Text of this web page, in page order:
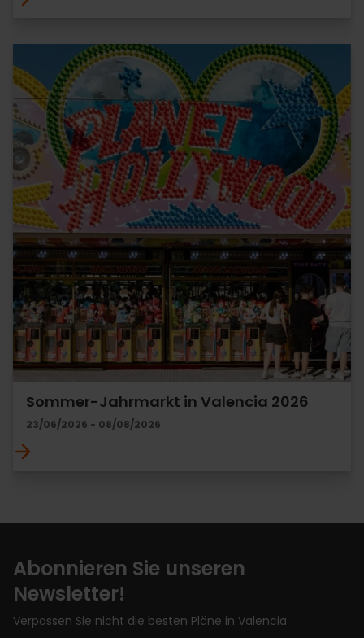
Sommer-Jahrmarkt in Valencia 2026
23/06/2026 - 08/08/2026
Abonnieren Sie unseren
Newsletter!
Verpassen Sie nicht die besten Pläne in Valencia